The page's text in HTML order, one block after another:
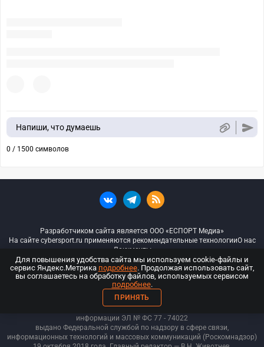
Напиши, что думаешь
0 / 1500 символов
Разработчиком сайта является ООО «ЕСПОРТ Медиа»
На сайте cybersport.ru применяются рекомендательные технологииО нас
Документы
© ООО «Киберспорт.ру» — Все права защищены
18+
ООО «Киберспорт.ру». Свидетельство о регистрации средств массовой
информации ЭЛ № ФС 77 - 74022
выдано Федеральной службой по надзору в сфере связи,
информационных технологий и массовых коммуникаций (Роскомнадзор)
Для повышения удобства сайта мы используем cookie-файлы и
сервис Яндекс.Метрика подробнее. Продолжая использовать сайт,
вы соглашаетесь на обработку файлов, используемых сервисом
подробнее.
ПРИНЯТЬ